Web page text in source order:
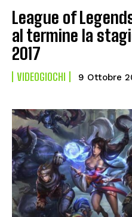
League of
al termine la
2017
VIDEOGIOCHI 9 Ottobre